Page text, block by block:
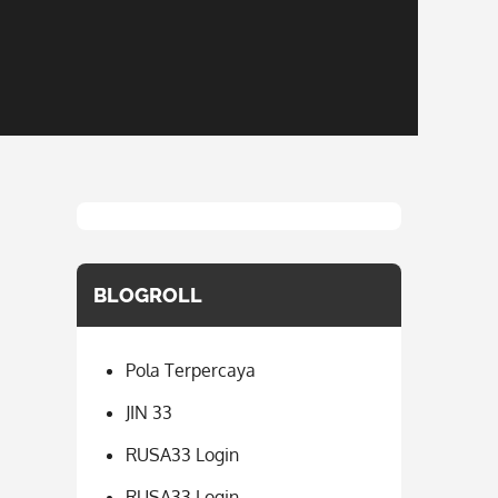
BLOGROLL
Pola Terpercaya
JIN 33
RUSA33 Login